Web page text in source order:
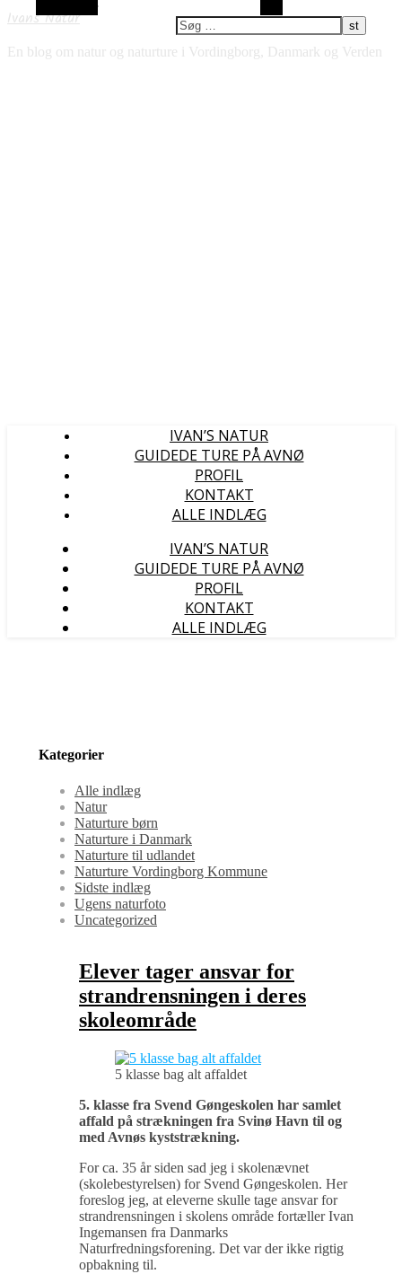
Ivans Natur
En blog om natur og naturture i Vordingborg, Danmark og Verden
IVAN’S NATUR
GUIDEDE TURE PÅ AVNØ
PROFIL
KONTAKT
ALLE INDLÆG
IVAN’S NATUR
GUIDEDE TURE PÅ AVNØ
PROFIL
KONTAKT
ALLE INDLÆG
Kategorier
Alle indlæg
Natur
Naturture børn
Naturture i Danmark
Naturture til udlandet
Naturture Vordingborg Kommune
Sidste indlæg
Ugens naturfoto
Uncategorized
Elever tager ansvar for
strandrensningen i deres
skoleområde
5 klasse bag alt affaldet
5. klasse fra Svend Gøngeskolen har samlet
affald på strækningen fra Svinø Havn til og
med Avnøs kyststrækning.
For ca. 35 år siden sad jeg i skolenævnet
(skolebestyrelsen) for Svend Gøngeskolen. Her
foreslog jeg, at eleverne skulle tage ansvar for
strandrensningen i skolens område fortæller Ivan
Ingemansen fra Danmarks
Naturfredningsforening. Det var der ikke rigtig
opbakning til.